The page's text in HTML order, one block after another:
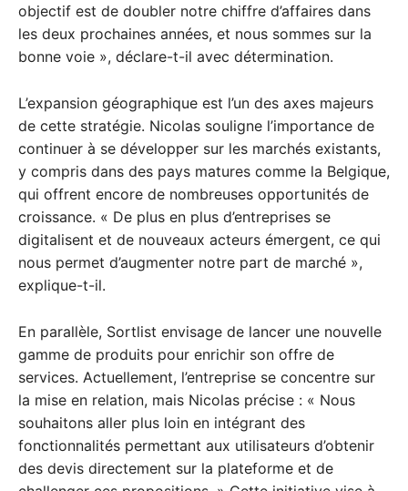
objectif est de doubler notre chiffre d’affaires dans
les deux prochaines années, et nous sommes sur la
bonne voie », déclare-t-il avec détermination.
L’expansion géographique est l’un des axes majeurs
de cette stratégie. Nicolas souligne l’importance de
continuer à se développer sur les marchés existants,
y compris dans des pays matures comme la Belgique,
qui offrent encore de nombreuses opportunités de
croissance. « De plus en plus d’entreprises se
digitalisent et de nouveaux acteurs émergent, ce qui
nous permet d’augmenter notre part de marché »,
explique-t-il.
En parallèle, Sortlist envisage de lancer une nouvelle
gamme de produits pour enrichir son offre de
services. Actuellement, l’entreprise se concentre sur
la mise en relation, mais Nicolas précise : « Nous
souhaitons aller plus loin en intégrant des
fonctionnalités permettant aux utilisateurs d’obtenir
des devis directement sur la plateforme et de